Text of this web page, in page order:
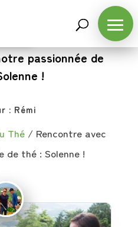
passionnée de
!
: Rémi
Thé/ Rencontre avec
de thé : Solenne !